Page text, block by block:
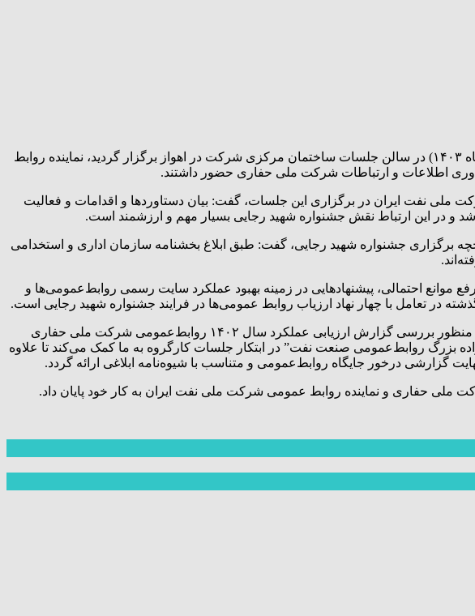
به گزارش این پایگاه خبری و به نقل از روابط عمومی شرکت ملی حفاری ایران، در این نشست که روز شنبه (۱۷ آذرماه ۱۴۰۳) در سالن جلسات ساختمان مرکزی شرکت در اهواز برگزار گردید، نماینده‌ روابط
اطلاعات و ارتباطات شرکت ملی حفاری حضور داشتند‌.
نفت ایران در برگزاری این جلسات، گفت: بیان دستاوردها و اقدامات و فعالیت
و در این ارتباط نقش جشنواره شهید رجایی بسیار مهم و ارزشمند است.
برگزاری جشنواره شهید رجایی، گفت: طبق ابلاغ بخشنامه‌ سازمان اداری و استخدامی
موانع احتمالی، پیشنهادهایی در زمینه‌ بهبود عملکرد سایت رسمی روابط‌عمومی‌ها و
در تعامل با چهار نهاد ارزیاب روابط‌ عمومی‌ها در فرایند جشنواره شهید رجایی است.
میرزائی ضمن تقدیر از روابط‌عمومی شرکت ملی حفاری در میزبانی و برگزاری جلسه کارگروه ارزیابی عملکرد که به منظور بررسی گزارش ارزیابی عملکرد سال ۱۴۰۲ روابط‌عمومی شرکت ملی حفاری
بزرگ روابط‌عمومی صنعت نفت” در ابتکار جلسات کارگروه به ما کمک می‌کند تا علاوه
گزارشی درخور جایگاه روابط‌عمومی و متناسب با شیوه‌نامه‌ ابلاغی ارائه گردد.
حفاری و نماینده‌ روابط عمومی شرکت ملی نفت ایران به کار خود پایان داد.